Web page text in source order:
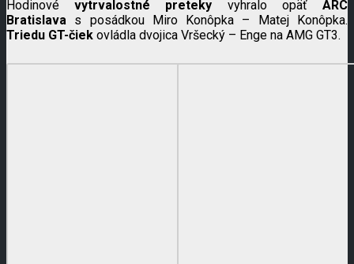
Hodinovévytrvalostné preteky vyhralo opäťARC
Bratislava s posádkou Miro Konôpka – Matej Konôpka.
Triedu GT-čiek ovládla dvojica Vršecký – Enge na AMG GT3.